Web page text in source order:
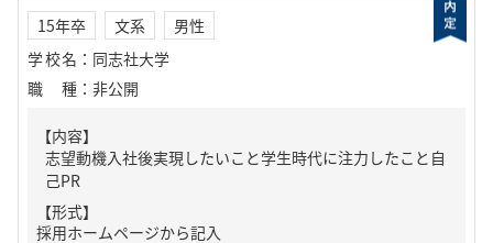
15年卒 文系
男性
学校名 ： 同志社大学
職種 ： 非公開
【内容】
志望動機入社後実現したいこと学生時代に注力したこと自
己PR
【形式】
採用ホームページから記入